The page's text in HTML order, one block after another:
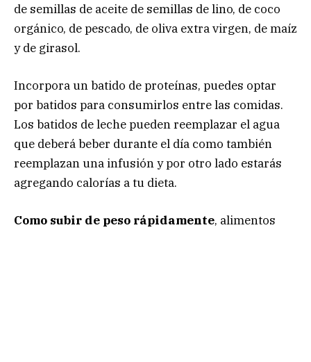
de semillas de aceite de semillas de lino, de coco
orgánico, de pescado, de oliva extra virgen, de maíz
y de girasol.
Incorpora un batido de proteínas, puedes optar
por batidos para consumirlos entre las comidas.
Los batidos de leche pueden reemplazar el agua
que deberá beber durante el día como también
reemplazan una infusión y por otro lado estarás
agregando calorías a tu dieta.
Como subir de peso rápidamente, alimentos